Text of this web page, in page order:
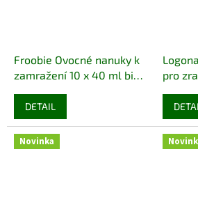
Froobie Ovocné nanuky k
zamražení 10 x 40 ml bio
DETAIL
pro
Novinka